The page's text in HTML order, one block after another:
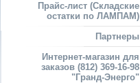
Прайс-лист (Складские
остатки по ЛАМПАМ)
Партнеры
Интернет-магазин для
заказов (812) 369-16-98
"Гранд-Энерго"